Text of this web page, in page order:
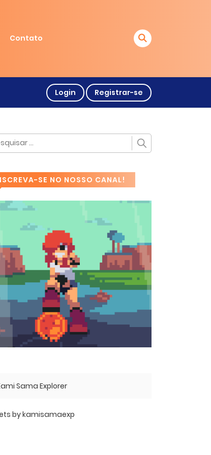
Contato
Login Registrar-se
SE NO NOSSO CANAL!
Sama Explorer
by kamisamaexp